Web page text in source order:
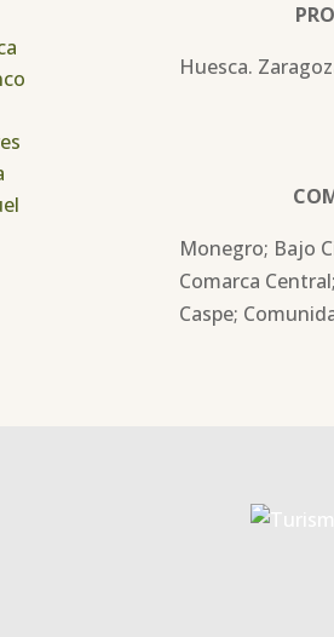
Huesca.
Monegro; Bajo
Comarca
Caspe;